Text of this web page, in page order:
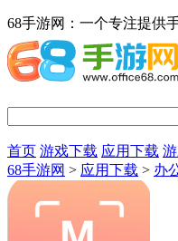
68手游网：一个专注提供
首页 游戏下载 应用下载
68手游网 > 应用下载 > 办